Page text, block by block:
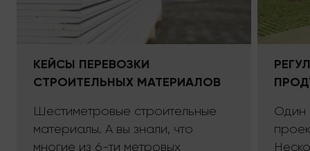
КЕЙСЫ ПЕРЕВОЗКИ
СТРОИТЕЛЬНЫХ МАТЕРИАЛОВ
Шестиметровые строительные
материалы. А вы знали, что
многие из 6-ти метровых
Один